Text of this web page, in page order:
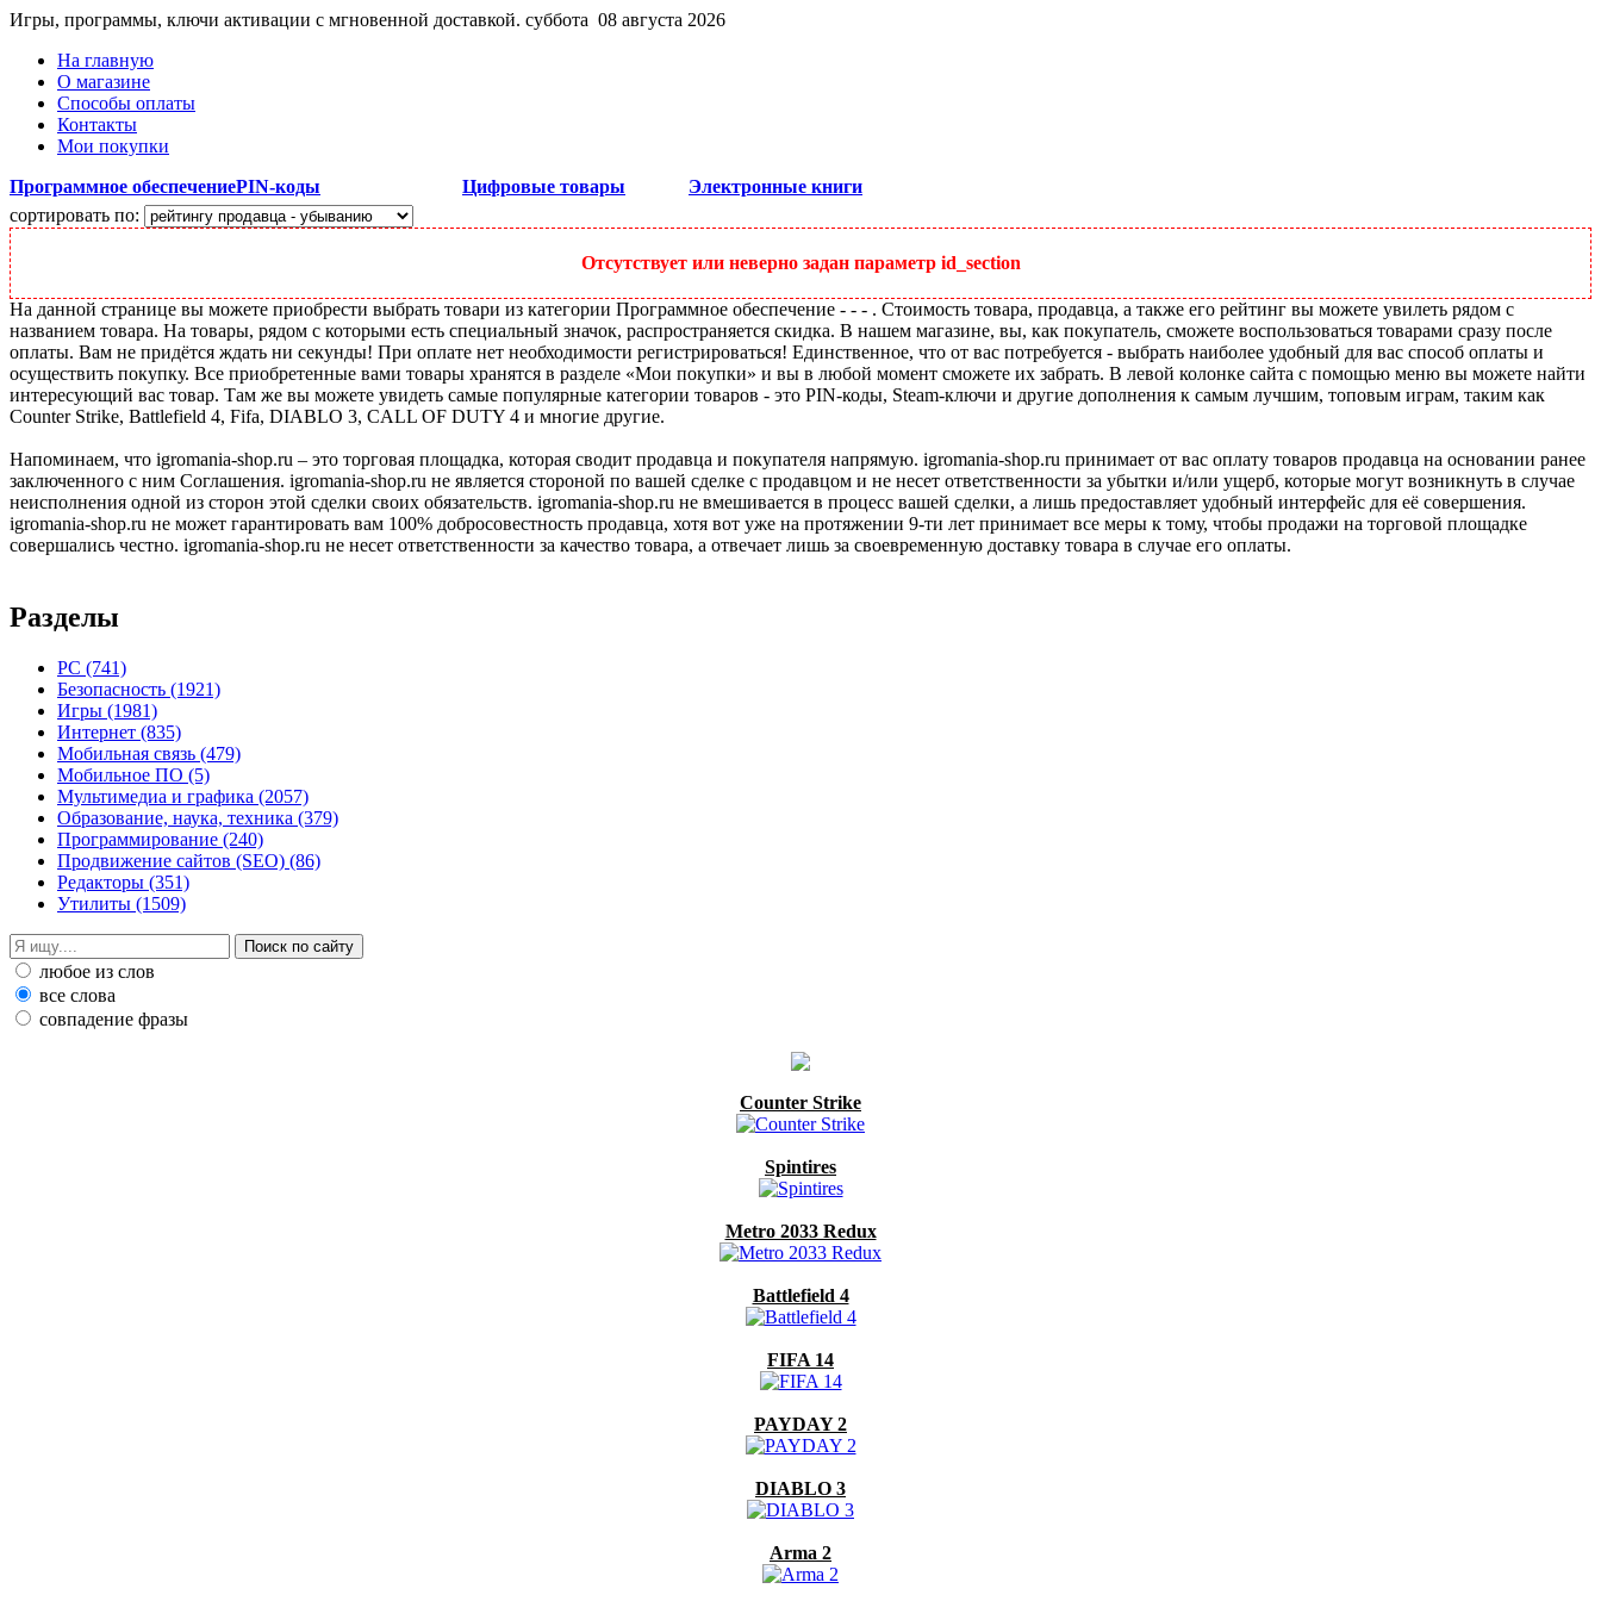
Игры, программы, ключи активации с мгновенной доставкой. суббота 08 августа 2026
На главную
О магазине
Способы оплаты
Контакты
Мои покупки
Программное обеспечениеPIN-коды Цифровые товары
Электронные книги
сортировать по:
Отсутствует или неверно задан параметр id_section
На данной странице вы можете приобрести выбрать товари из категории Программное обеспечение - - - . Стоимость товара, продавца, а также его рейтинг вы можете увилеть рядом с
названием товара. На товары, рядом с которыми есть специальный значок, распространяется скидка. В нашем магазине, вы, как покупатель, сможете воспользоваться товарами сразу после
оплаты. Вам не придётся ждать ни секунды! При оплате нет необходимости регистрироваться! Единственное, что от вас потребуется - выбрать наиболее удобный для вас способ оплаты и
осуществить покупку. Все приобретенные вами товары хранятся в разделе «Мои покупки» и вы в любой момент сможете их забрать. В левой колонке сайта с помощью меню вы можете найти
интересующий вас товар. Там же вы можете увидеть самые популярные категории товаров - это PIN-коды, Steam-ключи и другие дополнения к самым лучшим, топовым играм, таким как
Counter Strike, Battlefield 4, Fifa, DIABLO 3, CALL OF DUTY 4 и многие другие.
Напоминаем, что igromania-shop.ru – это торговая площадка, которая сводит продавца и покупателя напрямую. igromania-shop.ru принимает от вас оплату товаров продавца на основании ранее
заключенного с ним Соглашения. igromania-shop.ru не является стороной по вашей сделке с продавцом и не несет ответственности за убытки и/или ущерб, которые могут возникнуть в случае
неисполнения одной из сторон этой сделки своих обязательств. igromania-shop.ru не вмешивается в процесс вашей сделки, а лишь предоставляет удобный интерфейс для её совершения.
igromania-shop.ru не может гарантировать вам 100% добросовестность продавца, хотя вот уже на протяжении 9-ти лет принимает все меры к тому, чтобы продажи на торговой площадке
совершались честно. igromania-shop.ru не несет ответственности за качество товара, а отвечает лишь за своевременную доставку товара в случае его оплаты.
Разделы
PC (741)
Безопасность (1921)
Игры (1981)
Интернет (835)
Мобильная связь (479)
Мобильное ПО (5)
Мультимедиа и графика (2057)
Образование, наука, техника (379)
Программирование (240)
Продвижение сайтов (SEO) (86)
Редакторы (351)
Утилиты (1509)
любое из слов
все слова
совпадение фразы
Counter Strike
Spintires
Metro 2033 Redux
Battlefield 4
FIFA 14
PAYDAY 2
DIABLO 3
Arma 2